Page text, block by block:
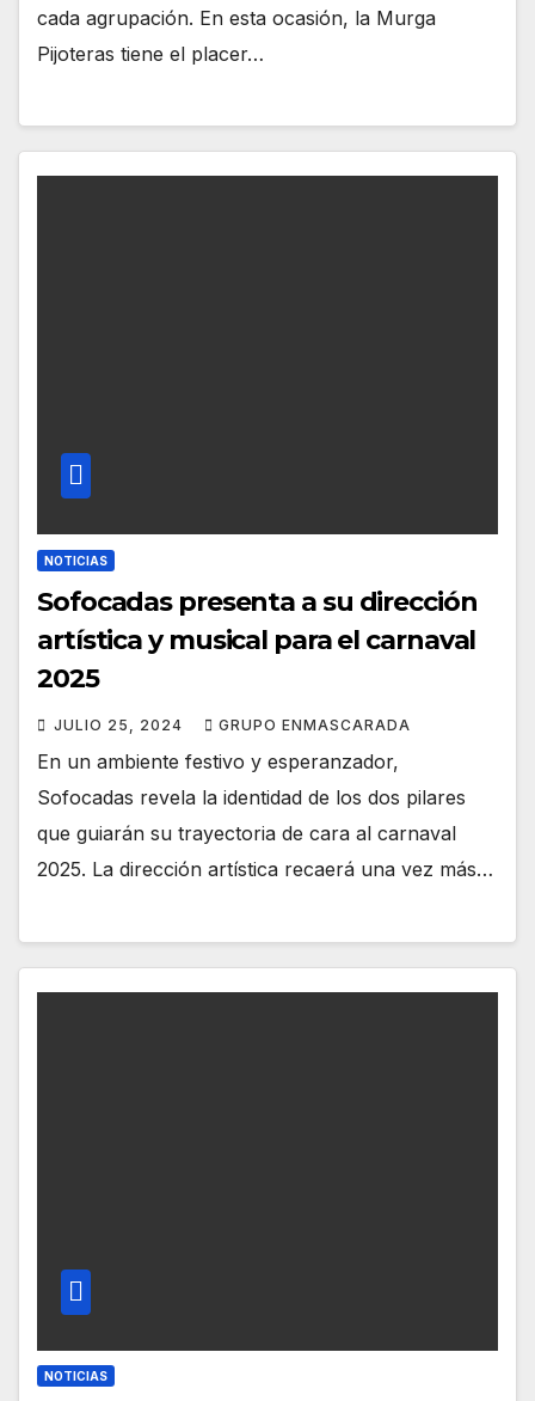
cada agrupación. En esta ocasión, la Murga
Pijoteras tiene el placer…
NOTICIAS
Sofocadas presenta a su dirección
artística y musical para el carnaval
2025
JULIO 25, 2024 GRUPO ENMASCARADA
En un ambiente festivo y esperanzador,
Sofocadas revela la identidad de los dos pilares
que guiarán su trayectoria de cara al carnaval
2025. La dirección artística recaerá una vez más…
NOTICIAS